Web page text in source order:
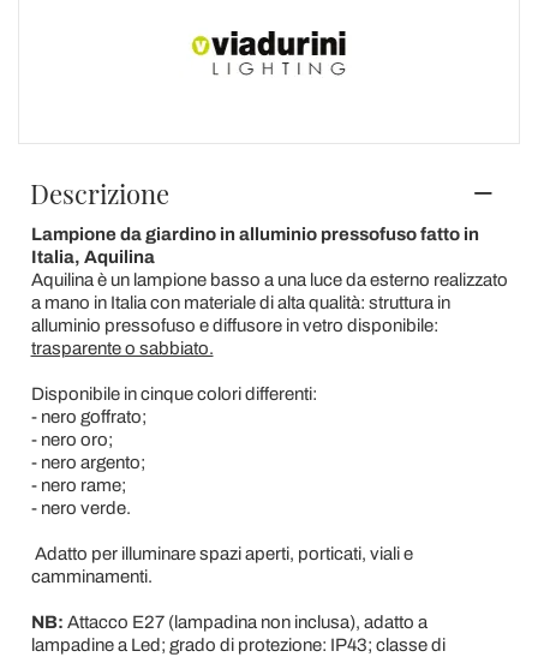
Descrizione
Lampione da giardino in alluminio pressofuso fatto in
Italia, Aquilina
Aquilina è un lampione basso a una luce da esterno realizzato
a mano in Italia con materiale di alta qualità: struttura in
alluminio pressofuso e diffusore in vetro disponibile:
trasparente o sabbiato.
Disponibile in cinque colori differenti:
- nero goffrato;
- nero oro;
- nero argento;
- nero rame;
- nero verde.
Adatto per illuminare spazi aperti, porticati, viali e
camminamenti.
NB: Attacco E27 (lampadina non inclusa), adatto a
lampadine a Led; grado di protezione: IP43; classe di